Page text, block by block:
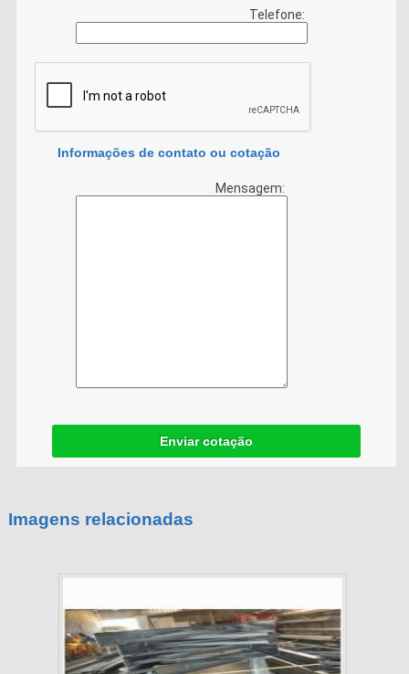
Telefone:
Informações de contato ou cotação
Mensagem:
Enviar cotação
Imagens relacionadas